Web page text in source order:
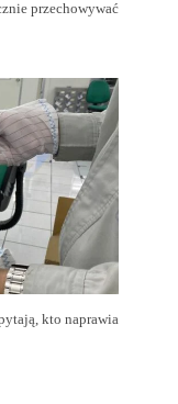
przechowywać
kto naprawia